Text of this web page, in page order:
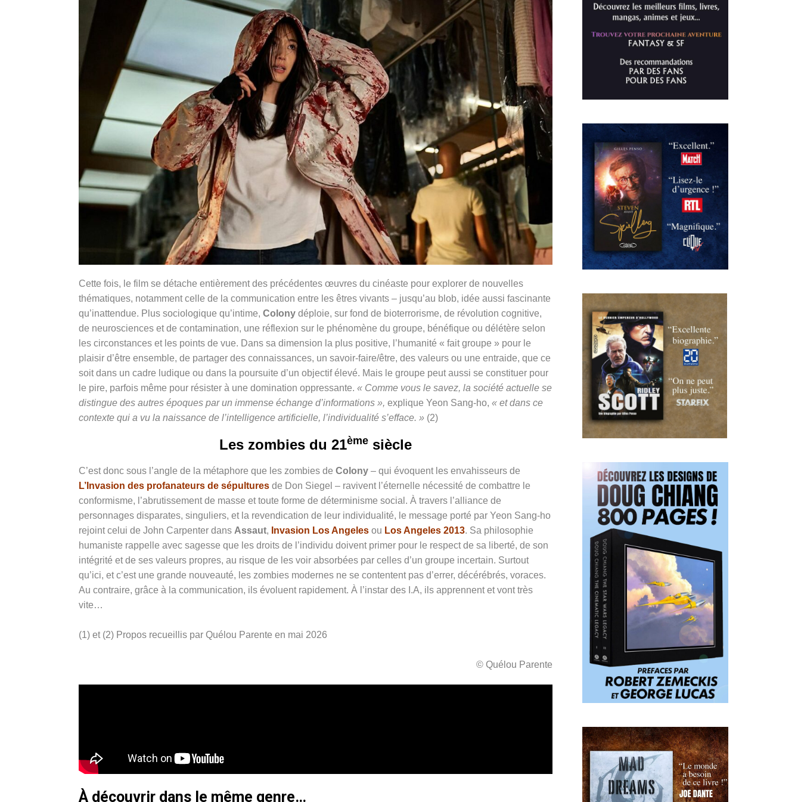
Cette fois, le film se détache entièrement des précédentes œuvres du cinéaste pour explorer de nouvelles
thématiques, notamment celle de la communication entre les êtres vivants – jusqu’au blob, idée aussi fascinante
qu’inattendue. Plus sociologique qu’intime, Colony déploie, sur fond de bioterrorisme, de révolution cognitive,
de neurosciences et de contamination, une réflexion sur le phénomène du groupe, bénéfique ou délétère selon
les circonstances et les points de vue. Dans sa dimension la plus positive, l’humanité « fait groupe » pour le
plaisir d’être ensemble, de partager des connaissances, un savoir-faire/être, des valeurs ou une entraide, que ce
soit dans un cadre ludique ou dans la poursuite d’un objectif élevé. Mais le groupe peut aussi se constituer pour
le pire, parfois même pour résister à une domination oppressante. « Comme vous le savez, la société actuelle se
distingue des autres époques par un immense échange d’informations », explique Yeon Sang-ho, « et dans ce
contexte qui a vu la naissance de l’intelligence artificielle, l’individualité s’efface. » (2)
Les zombies du 21ème siècle
C’est donc sous l’angle de la métaphore que les zombies de Colony – qui évoquent les envahisseurs de
L’Invasion des profanateurs de sépultures de Don Siegel – ravivent l’éternelle nécessité de combattre le
conformisme, l’abrutissement de masse et toute forme de déterminisme social. À travers l’alliance de
personnages disparates, singuliers, et la revendication de leur individualité, le message porté par Yeon Sang-ho
rejoint celui de John Carpenter dans Assaut, Invasion Los Angeles ou Los Angeles 2013. Sa philosophie
humaniste rappelle avec sagesse que les droits de l’individu doivent primer pour le respect de sa liberté, de son
intégrité et de ses valeurs propres, au risque de les voir absorbées par celles d’un groupe incertain. Surtout
qu’ici, et c’est une grande nouveauté, les zombies modernes ne se contentent pas d’errer, décérébrés, voraces.
Au contraire, grâce à la communication, ils évoluent rapidement. À l’instar des I.A, ils apprennent et vont très
vite…
(1) et (2) Propos recueillis par Quélou Parente en mai 2026
© Quélou Parente
À découvrir dans le même genre…